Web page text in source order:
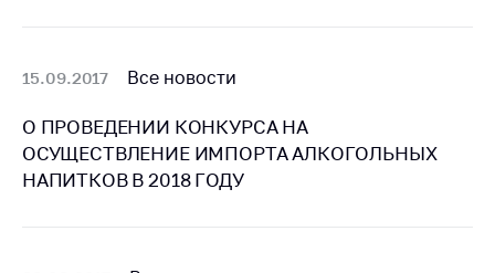
Регулирование и
Защита прав
потребителей
15.09.2017 Все новости
О ПРОВЕДЕНИИ КОНКУРСА НА
ОСУЩЕСТВЛЕНИЕ ИМПОРТА АЛКОГОЛЬНЫХ
НАПИТКОВ В 2018 ГОДУ